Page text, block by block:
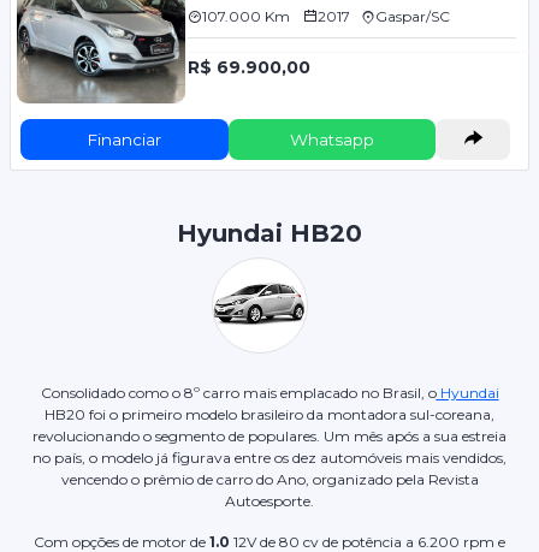
107.000 Km 2017 Gaspar/SC
R$ 69.900,00
Financiar Whatsapp
Hyundai HB20
Consolidado como o 8º carro mais emplacado no Brasil, oHyundai
HB20 foi o primeiro modelo brasileiro da montadora sul-coreana,
revolucionando o segmento de populares. Um mês após a sua estreia
no país, o modelo já figurava entre os dez automóveis mais vendidos,
vencendo o prêmio de carro do Ano, organizado pela Revista
Autoesporte.
Com opções de motor de 1.0 12V de 80 cv de potência a 6.200 rpm e